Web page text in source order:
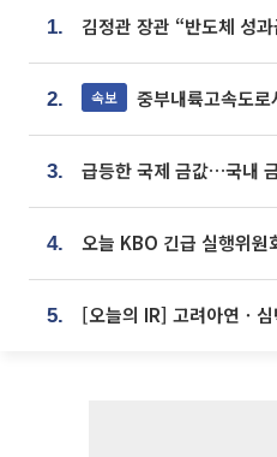
1.
2. 속보 중부내륙고속도
3. 급등한 국제 금값…국내
4. 오늘 KBO 긴급 실행위원
5. [오늘의 IR] 고려아연ㆍ